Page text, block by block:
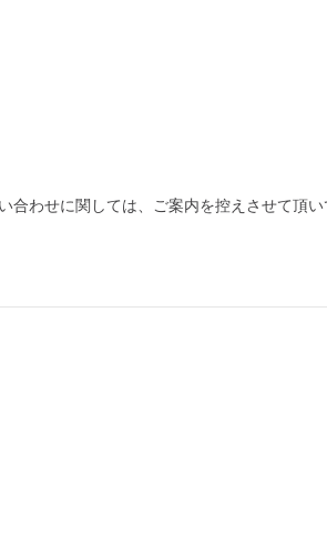
わせに関しては、ご案内を控えさせて頂